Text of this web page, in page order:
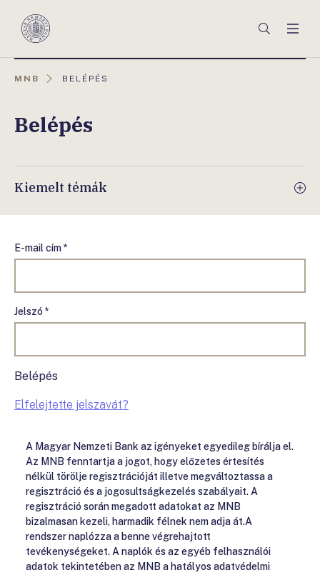
Magyar
Keresés
MNB
AKTUÁLIS
BELÉPÉS
Belépés
Kiemelt témák
E-mail cím *
Jelszó *
Belépés
Elfelejtette jelszavát?
A Magyar Nemzeti Bank az igényeket egyedileg bírálja el.
Az MNB fenntartja a jogot, hogy előzetes értesítés
nélkül törölje regisztrációját illetve megváltoztassa a
regisztráció és a jogosultságkezelés szabályait. A
regisztráció során megadott adatokat az MNB
bizalmasan kezeli, harmadik félnek nem adja át.A
rendszer naplózza a benne végrehajtott
tevékenységeket. A naplók és az egyéb felhasználói
adatok tekintetében az MNB a hatályos adatvédelmi